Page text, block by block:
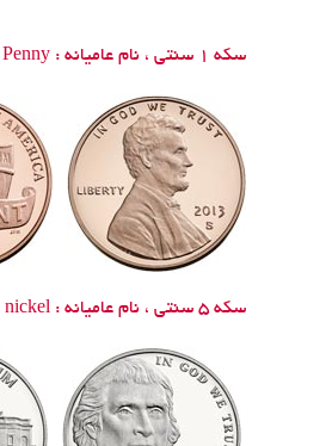
سکه 1 سنتی ، نام عامیانه : Penny
سکه 5 سنتی ، نام عامیانه : nickel